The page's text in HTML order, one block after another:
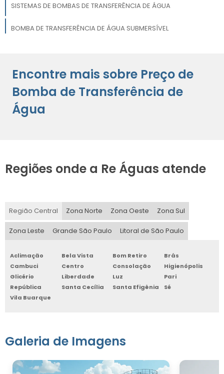
SISTEMAS DE BOMBAS DE TRANSFERÊNCIA DE ÁGUA
BOMBA DE TRANSFERÊNCIA DE ÁGUA SUBMERSÍVEL
BOMBAS DE TRANSFERÊNCIA DE ÁGUA PARA CONSTRUÇÃO
Encontre mais sobre Preço de
Bomba de Transferência de
Água
Regiões onde a Re Águas atende
Região Central Zona Norte Zona Oeste Zona Sul
Zona Leste Grande São Paulo Litoral de São Paulo
Aclimação Bela Vista Bom Retiro
Brás
Cambuci
Centro Consolação
Higienópolis
Glicério
Liberdade Luz
Pari
República
Santa Cecília Santa Efigênia
Sé
Vila Buarque
Galeria de Imagens